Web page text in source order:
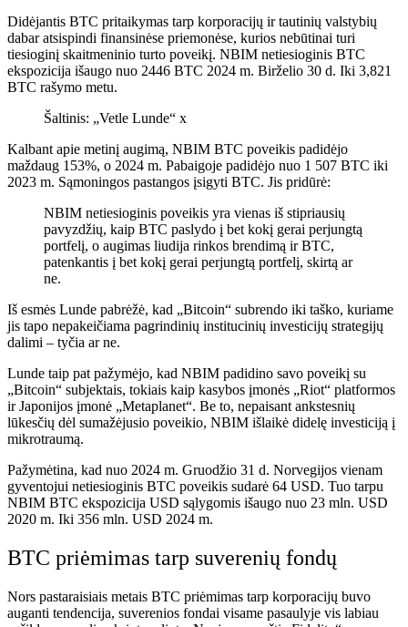
Didėjantis BTC pritaikymas tarp korporacijų ir tautinių valstybių
dabar atsispindi finansinėse priemonėse, kurios nebūtinai turi
tiesioginį skaitmeninio turto poveikį. NBIM netiesioginis BTC
ekspozicija išaugo nuo 2446 BTC 2024 m. Birželio 30 d. Iki 3,821
BTC rašymo metu.
Šaltinis: „Vetle Lunde“ x
Kalbant apie metinį augimą, NBIM BTC poveikis padidėjo
maždaug 153%, o 2024 m. Pabaigoje padidėjo nuo 1 507 BTC iki
2023 m. Sąmoningos pastangos įsigyti BTC. Jis pridūrė:
NBIM netiesioginis poveikis yra vienas iš stipriausių
pavyzdžių, kaip BTC paslydo į bet kokį gerai perjungtą
portfelį, o augimas liudija rinkos brendimą ir BTC,
patenkantis į bet kokį gerai perjungtą portfelį, skirtą ar
ne.
Iš esmės Lunde pabrėžė, kad „Bitcoin“ subrendo iki taško, kuriame
jis tapo nepakeičiama pagrindinių institucinių investicijų strategijų
dalimi – tyčia ar ne.
Lunde taip pat pažymėjo, kad NBIM padidino savo poveikį su
„Bitcoin“ subjektais, tokiais kaip kasybos įmonės „Riot“ platformos
ir Japonijos įmonė „Metaplanet“. Be to, nepaisant ankstesnių
lūkesčių dėl sumažėjusio poveikio, NBIM išlaikė didelę investiciją į
mikrotraumą.
Pažymėtina, kad nuo 2024 m. Gruodžio 31 d. Norvegijos vienam
gyventojui netiesioginis BTC poveikis sudarė 64 USD. Tuo tarpu
NBIM BTC ekspozicija USD sąlygomis išaugo nuo 23 mln. USD
2020 m. Iki 356 mln. USD 2024 m.
BTC priėmimas tarp suverenių fondų
Nors pastaraisiais metais BTC priėmimas tarp korporacijų buvo
auganti tendencija, suverenios fondai visame pasaulyje vis labiau